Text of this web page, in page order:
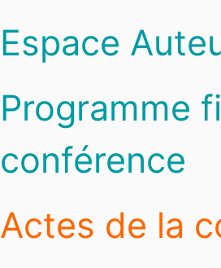
Espace
Programme
conférence
Actes de la